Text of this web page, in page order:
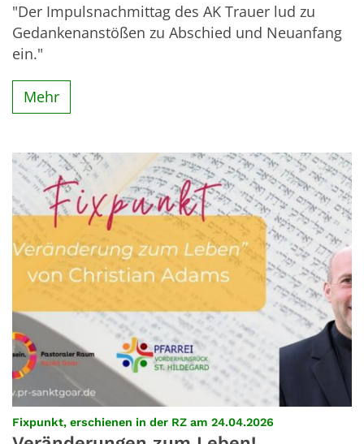
"Der Impulsnachmittag des AK Trauer lud zu
Gedankenanstößen zu Abschied und Neuanfang
ein."
Mehr
Fixpunkt, erschienen in der RZ am 24.04.2026